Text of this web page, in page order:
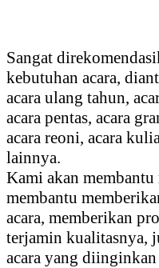
Sangat
kebutuhan acara,
acara ulang tahun,
acara pentas, acara
acara reoni, acara
lainnya.
Kami akan
membantu
acara, memberikan
terjamin kualitasnya,
acara yang